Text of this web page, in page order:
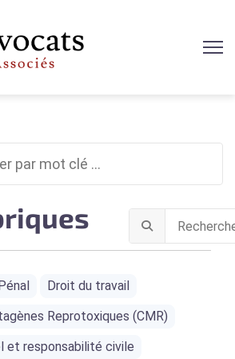
Droit du travail
Reprotoxiques (CMR)
et responsabilité civile